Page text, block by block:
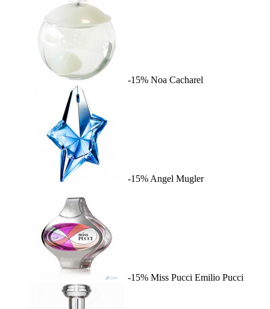
-15% Noa Cacharel
-15% Angel Mugler
-15% Miss Pucci Emilio Pucci